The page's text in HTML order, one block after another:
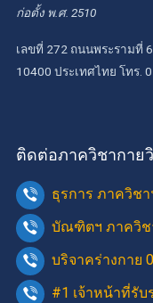
ก่อตั้ง พ.ศ. 2510
เลขที่ 272 ถนนพระรามที่
10400 ประเทศไทย โทร.
ติดต่อภาควิชากาย
ธุรการ ภาควิชา
บัณฑิตฯ ภาควิช
บริจาคร่างกาย
#1 เจ้าหน้าที่รับ